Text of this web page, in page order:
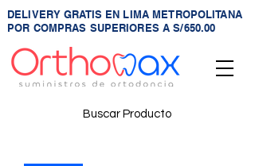
DELIVERY GRATIS EN LIMA METROPOLITANA
POR COMPRAS SUPERIORES A S/650.00
Buscar Producto